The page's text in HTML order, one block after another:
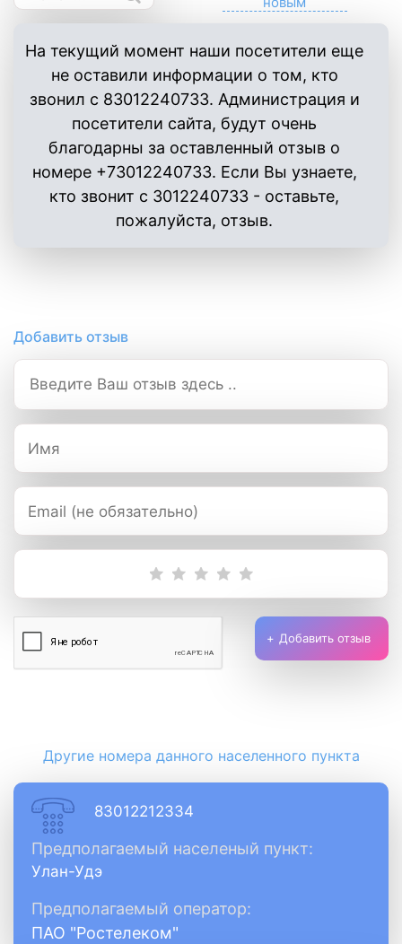
На текущий момент наши посетители еще
не оставили информации о том, кто
звонил с 83012240733. Администрация и
посетители сайта, будут очень
благодарны за оставленный отзыв о
номере +73012240733. Если Вы узнаете,
кто звонит с 3012240733 - оставьте,
пожалуйста, отзыв.
Добавить отзыв
Добавить отзыв
Другие номера данного населенного пункта
83012212334
Предполагаемый населеный пункт:
Улан-Удэ
Предполагаемый оператор:
ПАО "Ростелеком"